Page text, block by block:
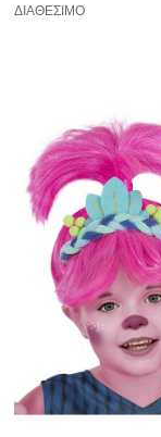
ΔΙΑΘΈΣΙΜΟ